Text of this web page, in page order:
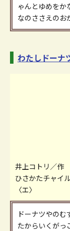
ゃんとゆめをか
なのささえのお
わたしドーナ
井上コトリ／作
ひさかたチャイ
〈エ〉
ドーナツやの
たからいくがっ